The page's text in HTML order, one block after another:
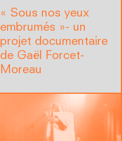
« Sous nos yeux
embrumés »- un
projet documentaire
de Gaël Forcet-
Moreau